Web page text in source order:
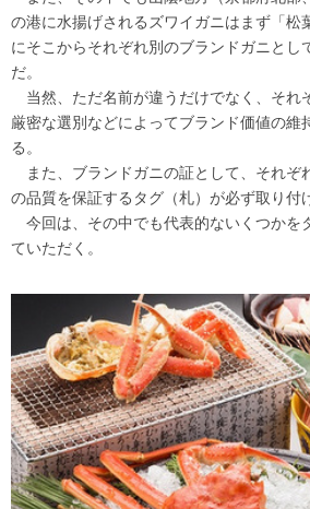
の港に水揚げされるズワイガニはまず「松
にそこからそれぞれ別のブランドガニとし
だ。
当然、ただ名前が違うだけでなく、それ
厳密な選別などによってブランド価値の維
る。
また、ブランドガニの証として、それぞ
の品質を保証するタグ（札）が必ず取り付
今回は、その中でも代表的ないくつかを
ていただく。